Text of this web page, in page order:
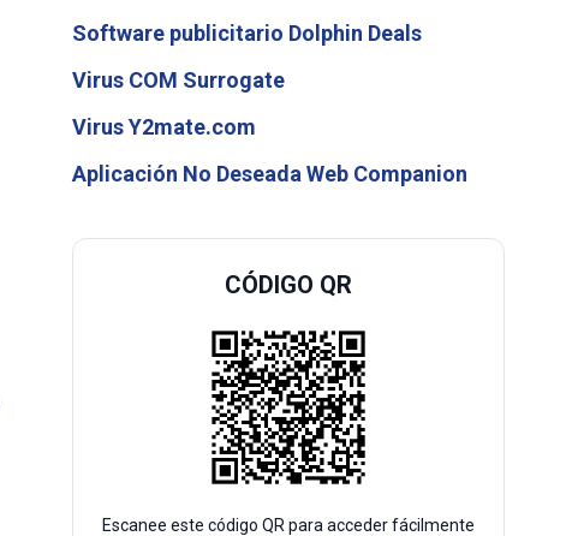
Software publicitario Dolphin Deals
Virus COM Surrogate
Virus Y2mate.com
Aplicación No Deseada Web Companion
CÓDIGO QR
Escanee este código QR para acceder fácilmente